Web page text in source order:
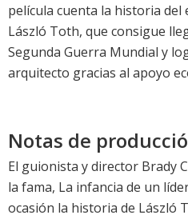
película cuenta la historia
László Toth, que consigue
Segunda Guerra Mundial y
arquitecto gracias al apoyo
Notas de
El guionista y director Brady
la fama, La infancia de un
ocasión la historia de László